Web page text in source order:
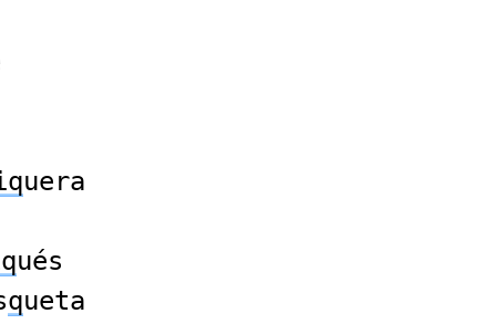
uera
ués
queta